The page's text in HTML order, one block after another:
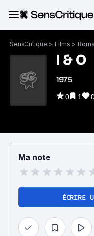
SensCritique > Films >
I & O
1975
0 1 0
Ma note
ÉCRIRE